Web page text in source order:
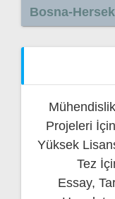
Bosna-
Projeleri
Yüksek
Tez
Essay,